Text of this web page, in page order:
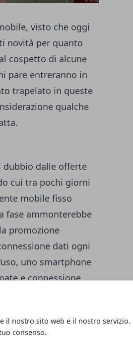
il nostro sito web e il nostro servizio.
consenso.
visto che oggi
novità per quanto
cospetto di alcune
pare entreranno in
trapelato in queste
qualche
dubbio dalle offerte
cui tra pochi giorni
mobile fisso
fase ammonterebbe
promozione
dati ogni
uno smartphone
e connessione
e